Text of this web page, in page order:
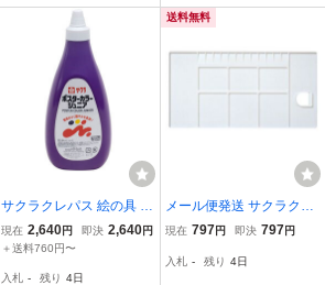
サクラクレパス 絵の具 ポ
スターカラージュニア 72
0ml 単色 むらさき PWJ72
現在 2,640円 即決 2,640円
＋送料760円〜
入札 - 残り 4日
送料無料
メール便発送 サクラクレ
パス いちまいパレット ハ
製 イチマイパレツト
現在 797円 即決 797円
入札 - 残り 4日